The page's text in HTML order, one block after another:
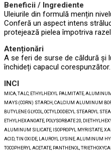
Beneficii / Ingrediente
Uleiurile din formulă mențin
Conferă un aspect intens
protejează pielea împotriva
Atenționări
A se feri de surse de căldură și
închideți capacul corespunzător.
INCI
MICA, TALC, ETHYLHEXYL PALMITATE,
MAYS (CORN) STARCH, CALCIUM ALUMINUM
BUTYLENE GLYCOL, OCTYLDODECYL STEAROYL
ETHYLHEXANOATE, POLYSORBATE 20,
ALUMINUM SILICATE, ISOPROPYL MYRISTATE,
ACID, TIN OXIDE, LAUROYL LYSINE, ALUMINUM
TOCOPHERYL ACETATE, PANTHENOL,